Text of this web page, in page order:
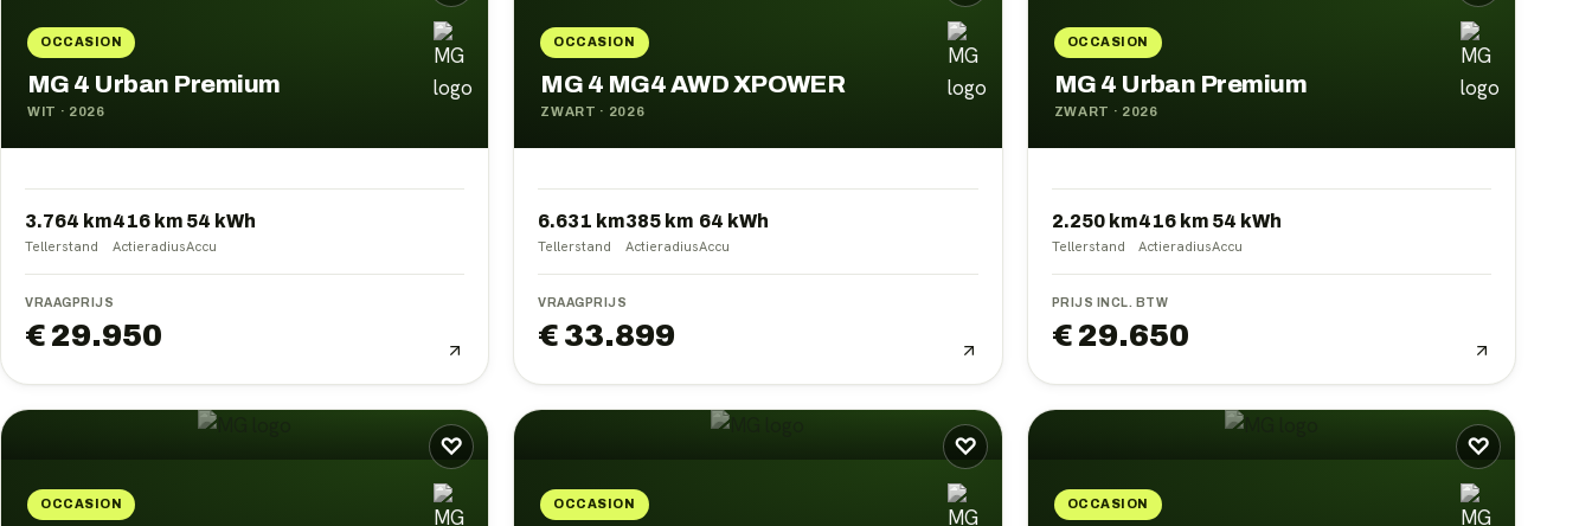
OCCASION
MG 4 Urban Premium
WIT · 2026
3.764 km
Tellerstand
416 km
Actieradius
54 kWh
Accu
VRAAGPRIJS
€ 29.950
OCCASION
MG 4 MG4 AWD XPOWER
ZWART · 2026
6.631 km
Tellerstand
385 km
Actieradius
64 kWh
Accu
VRAAGPRIJS
€ 33.899
OCCASION
MG 4 Urban Premium
ZWART · 2026
2.250 km
Tellerstand
416km
Actieradius
54 kWh
Accu
PRIJS INCL. BTW
€ 29.650
♡
OCCASION
♡
OCCASION
♡
OCCASION